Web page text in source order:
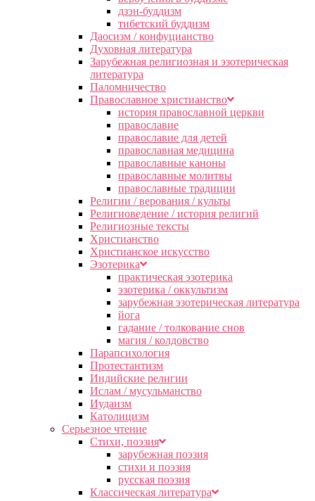
дзэн-буддизм
тибетский буддизм
Даосизм / конфуцианство
Духовная литература
Зарубежная религиозная и эзотерическая
литература
Паломничество
Православное христианство
история православной церкви
православие
православие для детей
православная медицина
православные каноны
православные молитвы
православные традиции
Религии / верования / культы
Религиоведение / история религий
Религиозные тексты
Христианство
Христианское искусство
Эзотерика
практическая эзотерика
эзотерика / оккультизм
зарубежная эзотерическая литература
йога
гадание / толкование снов
магия / колдовство
Парапсихология
Протестантизм
Индийские религии
Ислам / мусульманство
Иудаизм
Католицизм
Серьезное чтение
Cтихи, поэзия
зарубежная поэзия
стихи и поэзия
русская поэзия
Классическая литература